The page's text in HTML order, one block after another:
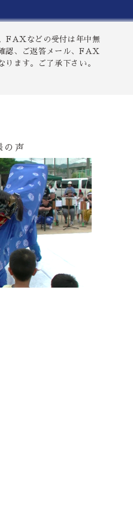
FAXなどの受付は年中無
認、ご返答メール、FAX
ります。ご了承下さい。
の声